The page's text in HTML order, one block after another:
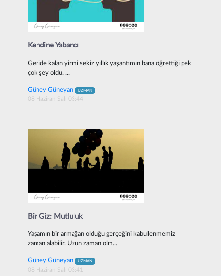
Kendine Yabancı
Geride kalan yirmi sekiz yıllık yaşantımın bana öğrettiği pek
çok şey oldu. ...
Güney Güneyan UZMAN
08 Haziran Salı 03:44
Bir Giz: Mutluluk
Yaşamın bir armağan olduğu gerçeğini kabullenmemiz
zaman alabilir. Uzun zaman olm...
Güney Güneyan UZMAN
08 Haziran Salı 03:41